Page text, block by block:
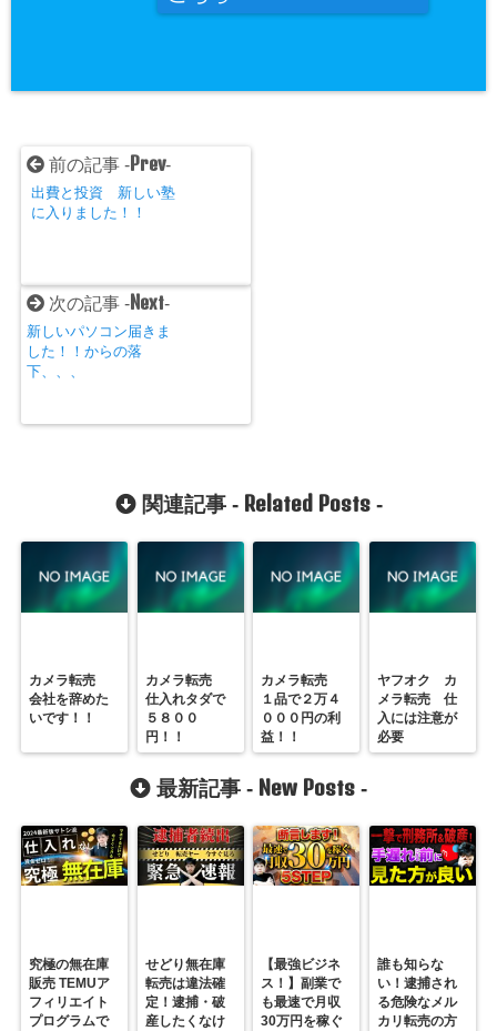
前の記事 - Prev-
出費と投資 新しい塾
に入りました！！
次の記事 - Next-
新しいパソコン届きま
した！！からの落
下、、、
関連記事 - Related Posts-
カメラ転売
会社を辞めた
いです！！
カメラ転売
仕入れタダで
５８００
円！！
カメラ転売
１品で２万４
０００円の利
益！！
ヤフオク カ
メラ転売 仕
入には注意が
必要
最新記事 - New Posts -
究極の無在庫
販売 TEMUア
フィリエイト
プログラムで
せどり無在庫
転売は違法確
定！逮捕・破
産したくなけ
【最強ビジネ
ス！】副業で
も最速で月収
30万円を稼ぐ
誰も知らな
い！逮捕され
る危険なメル
カリ転売の方